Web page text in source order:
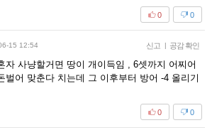
0
0
15 12:54 신고 | 공감 확인
자 사냥할거면 땅이 개이득임 , 6셋까지 어찌어
벌어 맞춘다 치는데 그 이후부터 방어 -4 올리기
0
0